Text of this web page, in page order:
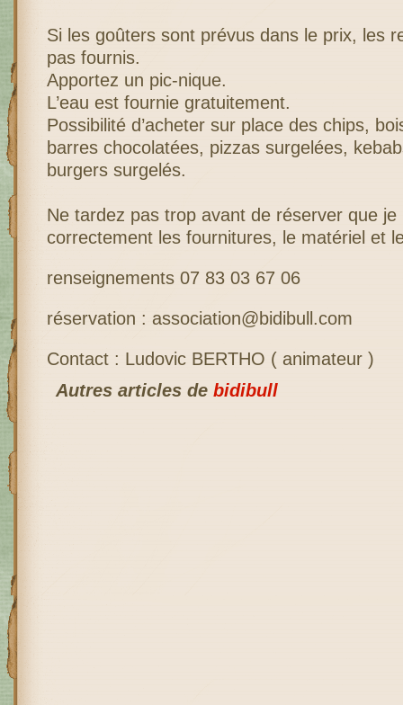
Si les goûters sont prévus dans le prix, les
pas fournis.
Apportez un pic-nique.
L’eau est fournie gratuitement.
Possibilité d’acheter sur place des chips,
barres chocolatées, pizzas surgelées,
burgers surgelés.
Ne tardez pas trop avant de réserver que je
correctement les fournitures, le matériel et
renseignements 07 83 03 67 06
réservation : association@bidibull.com
Contact : Ludovic BERTHO ( animateur )
Autres articles de bidibull